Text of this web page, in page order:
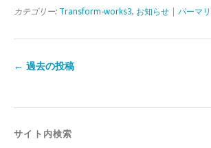
カテゴリー: Transform-works3, お知らせ パーマ
← 過去の投稿
サイト内検索